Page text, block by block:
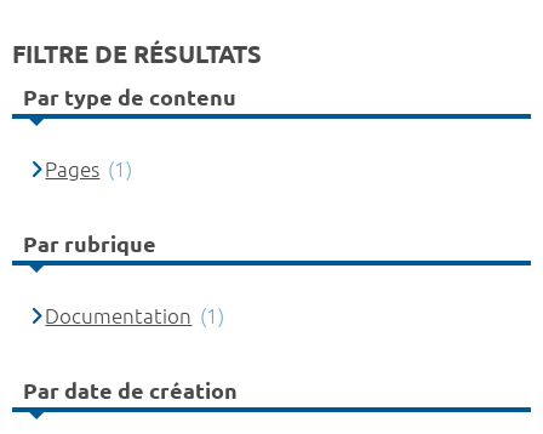
FILTRE DE RÉSULTATS
Par type de contenu
Pages (1)
Par rubrique
Documentation (1)
Par date de création